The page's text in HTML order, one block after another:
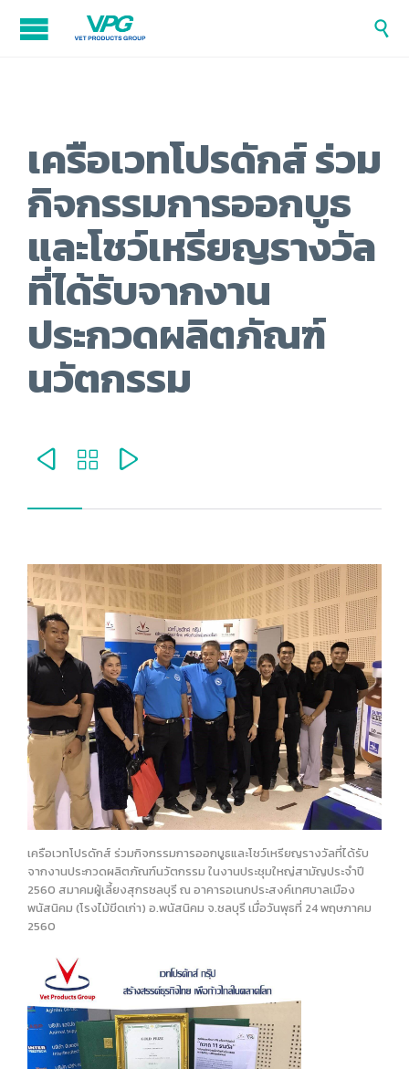

เครือเวทโปรดักส์ ร่วม
กิจกรรมการออกบูธ
และโชว์เหรียญรางวัล
ที่ได้รับจากงาน
ประกวดผลิตภัณฑ์
นวัตกรรม
  
เครือเวทโปรดักส์ ร่วมกิจกรรมการออกบูธและโชว์เหรียญรางวัลที่ได้รับ
จากงานประกวดผลิตภัณฑ์นวัตกรรม ในงานประชุมใหญ่สามัญประจำปี
2560 สมาคมผู้เลี้ยงสุกรชลบุรี ณ อาคารอเนกประสงค์เทศบาลเมือง
พนัสนิคม (โรงไม้ขีดเก่า) อ.พนัสนิคม จ.ชลบุรี เมื่อวันพุธที่ 24 พฤษภาคม
2560